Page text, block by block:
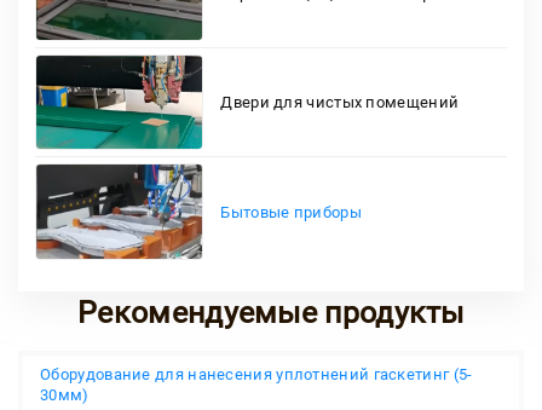
Двери для чистых помещений
Бытовые приборы
Рекомендуемые продукты
Оборудование для нанесения уплотнений гаскетинг (5-
30мм)